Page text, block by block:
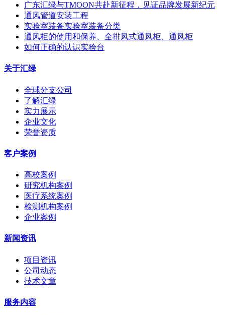
广东汇绿与TMOON共赴新征程，见证品牌发展新纪元
通风管道安装工程
实验室装备实验室装备分类
通风柜的使用和保养、全排风式通风柜、通风柜
如何正确的认识实验台
关于汇绿
全球分支公司
了解汇绿
实力展示
企业文化
荣誉资质
客户案例
高校案例
研究机构案例
医疗系统案例
检测机构案例
企业案例
新闻资讯
项目资讯
公司动态
技术文章
服务内容